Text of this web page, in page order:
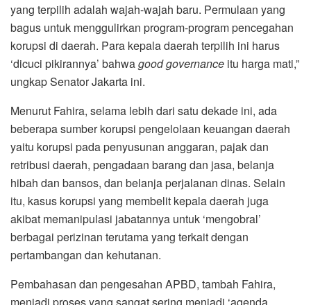
yang terpilih adalah wajah-wajah baru. Permulaan yang
bagus untuk menggulirkan program-program pencegahan
korupsi di daerah. Para kepala daerah terpilih ini harus
‘dicuci pikirannya’ bahwagood governance itu harga mati,”
ungkap Senator Jakarta ini.
Menurut Fahira, selama lebih dari satu dekade ini, ada
beberapa sumber korupsi pengelolaan keuangan daerah
yaitu korupsi pada penyusunan anggaran, pajak dan
retribusi daerah, pengadaan barang dan jasa, belanja
hibah dan bansos, dan belanja perjalanan dinas. Selain
itu, kasus korupsi yang membelit kepala daerah juga
akibat memanipulasi jabatannya untuk ‘mengobral’
berbagai perizinan terutama yang terkait dengan
pertambangan dan kehutanan.
Pembahasan dan pengesahan APBD, tambah Fahira,
menjadi proses yang sangat sering menjadi ‘agenda